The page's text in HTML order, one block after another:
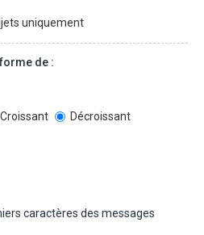
uniquement
de :
Croissant
Décroissant
caractères des messages